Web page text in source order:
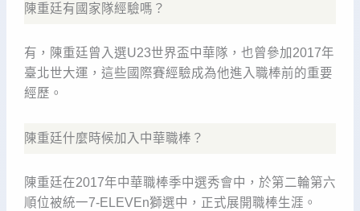
陳重廷有國家隊經驗嗎？
有，陳重廷曾入選U23世界盃中華隊，也曾參加2017年
臺北世大運，這些國際賽經驗成為他進入職棒前的重要
經歷。
陳重廷什麼時候加入中華職棒？
陳重廷在2017年中華職棒季中選秀會中，於第二輪第六
順位被統一7-ELEVEn獅選中，正式展開職棒生涯。